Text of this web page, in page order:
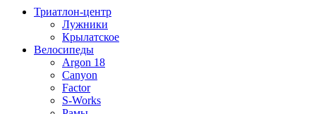
Триатлон-центр
Лужники
Крылатское
Велосипеды
Argon 18
Canyon
Factor
S-Works